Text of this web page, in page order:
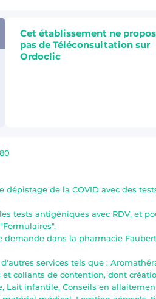
Cet établissement ne
pas de Téléconsultation sur
Ordoclic
de la COVID avec des
tests antigéniques avec RDV, et
dans la pharmacie
services tels que :
collants de contention, dont
infantile, Conseils en